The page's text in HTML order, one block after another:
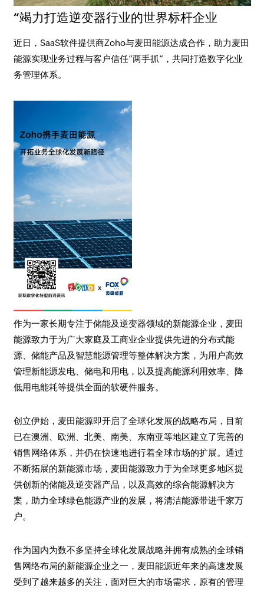
“竭力打造逆变器行业的世界标杆企业
近日，SaaS软件提供商Zoho与麦田能源达成合作，助力麦田
能源实现业务过程与客户信任“两手抓”，共同打造数字化业
务管理体系。
作为一家长期专注于储能及逆变器领域的新能源企业，麦田
能源致力于为广大家庭及工商业企业提供先进的分布式能
源、储能产品及智慧能源管理等整体解决方案，为用户高效
管理新能源发电、储电和用电，以及提高能源利用效率、降
低用电能耗等提供全面的软硬件服务。
创立伊始，麦田能源即开启了全球化发展的战略布局，目前
已在澳洲、欧洲、北美、南美、东南亚等地区建立了完善的
销售网络体系，并仍在快速地进行着全球市场的扩展。通过
不断拓展的新能源市场，麦田能源致力于为全球更多地区提
供创新的储能及逆变器产品，以及高效的综合能源解决方
案，助力全球绿色能源产业的发展，将清洁能源带进千家万
户。
作为国内为数不多坚持全球化发展战略并拥有成熟的全球销
售网络布局的新能源企业之一，麦田能源近年来的高速发展
受到了越来越多的关注，面对巨大的市场需求，原有的管理